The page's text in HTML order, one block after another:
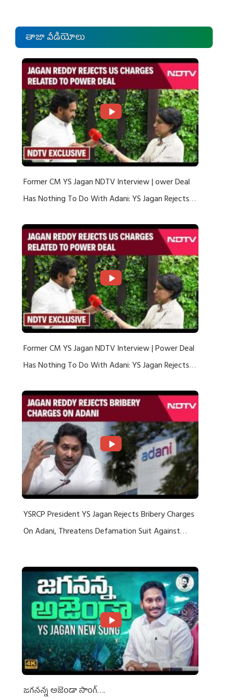
తాజా వీడియోలు
Former CM YS Jagan NDTV Interview | ower Deal
Has Nothing To Do With Adani: YS Jagan Rejects
Former CM YS Jagan NDTV Interview | Power Deal
Has Nothing To Do With Adani: YS Jagan Rejects
YSRCP President YS Jagan Rejects Bribery Charges
On Adani, Threatens Defamation Suit Against
జగనన్న అజెండా సాంగ్….